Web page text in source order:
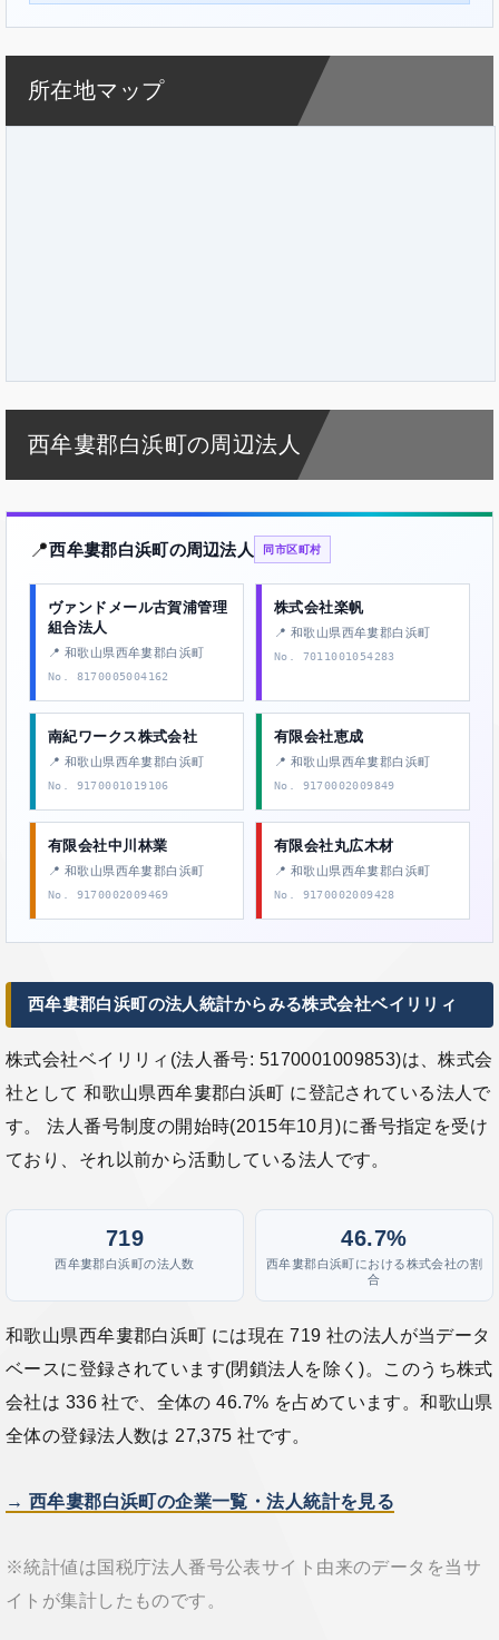
所在地マップ
西牟婁郡白浜町の周辺法人
📍西牟婁郡白浜町の周辺法人 同市区町村
ヴァンドメール古賀浦管理
組合法人
📍 和歌山県西牟婁郡白浜町
No. 8170005004162
株式会社楽帆
📍 和歌山県西牟婁郡白浜町
No. 7011001054283
南紀ワークス株式会社
📍 和歌山県西牟婁郡白浜町
No. 9170001019106
有限会社恵成
📍 和歌山県西牟婁郡白浜町
No. 9170002009849
有限会社中川林業
📍 和歌山県西牟婁郡白浜町
No. 9170002009469
有限会社丸広木材
📍 和歌山県西牟婁郡白浜町
No. 9170002009428
西牟婁郡白浜町の法人統計からみる株式会社ベイリリィ
株式会社ベイリリィ(法人番号: 5170001009853)は、株式会
社として 和歌山県西牟婁郡白浜町 に登記されている法人で
す。 法人番号制度の開始時(2015年10月)に番号指定を受け
ており、それ以前から活動している法人です。
719
西牟婁郡白浜町の法人数
46.7%
西牟婁郡白浜町における株式会社の割
合
和歌山県西牟婁郡白浜町 には現在 719 社の法人が当データ
ベースに登録されています(閉鎖法人を除く)。このうち株式
会社は 336 社で、全体の 46.7% を占めています。和歌山県
全体の登録法人数は 27,375 社です。
→ 西牟婁郡白浜町の企業一覧・法人統計を見る
※統計値は国税庁法人番号公表サイト由来のデータを当サ
イトが集計したものです。